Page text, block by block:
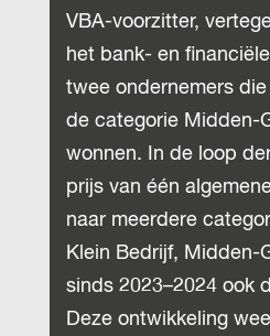
VBA-voorzitter,
het bank- en
twee ondernemers
de categorie Midden-
wonnen. In de loop
prijs van één
naar meerdere
Klein Bedrijf, Midden-
sinds 2023–2024 ook
Deze ontwikkeling